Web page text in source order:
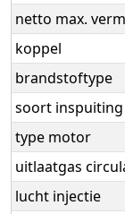
netto max.
koppel
brandstoftype
soort
type motor
uitlaatgas
lucht injectie